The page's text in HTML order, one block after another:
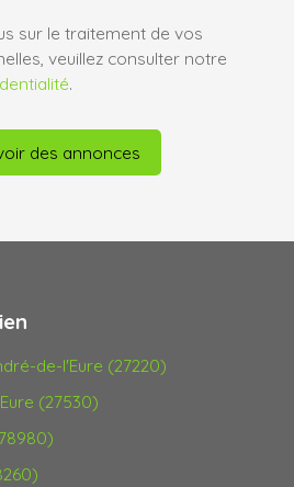
sur le traitement de vos
veuillez consulter notre
.
des annonces
de-l'Eure (27220)
(27530)